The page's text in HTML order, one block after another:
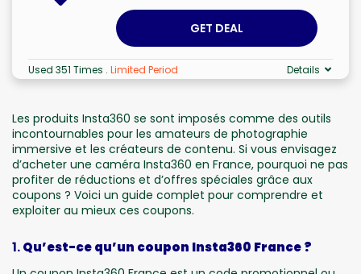
GET DEAL
Used 351 Times . Limited Period Details
Les produits Insta360 se sont imposés comme des outils
incontournables pour les amateurs de photographie
immersive et les créateurs de contenu. Si vous envisagez
d’acheter une caméra Insta360 en France, pourquoi ne pas
profiter de réductions et d’offres spéciales grâce aux
coupons ? Voici un guide complet pour comprendre et
exploiter au mieux ces coupons.
1.Qu’est-ce qu’un coupon Insta360 France ?